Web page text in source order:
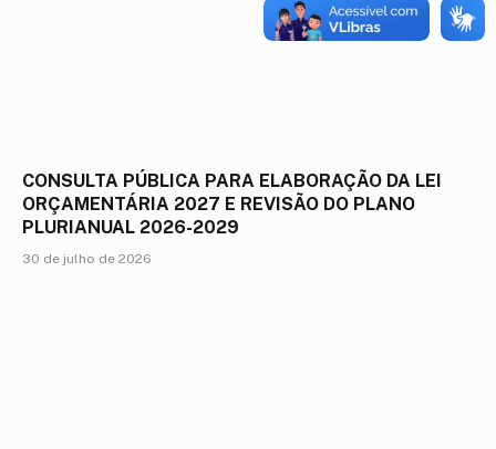
CONSULTA PÚBLICA PARA ELABORAÇÃO DA LEI
ORÇAMENTÁRIA 2027 E REVISÃO DO PLANO
PLURIANUAL 2026-2029
30 de julho de 2026